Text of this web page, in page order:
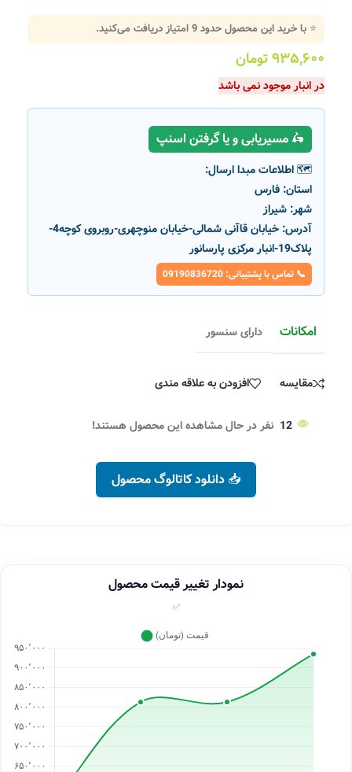
⭐ با خرید این محصول حدود9امتیاز دریافت می‌کنید.
۹۳۵,۶۰۰تومان
در انبار موجود نمی باشد
🛵 مسیریابی و یا گرفتن اسنپ
🗺️ اطلاعات مبدا ارسال:
استان: فارس
شهر: شیراز
آدرس:
خیابان قاآنی شمالی-خیابان منوچهری-روبروی کوچه4-
پلاک19-انبار مرکزی پارسانور
📞 تماس با پشتیبانی: 09190836720
امکانات دارای سنسور
مقایسه افزودن به علاقه مندی
12 نفر در حال مشاهده این محصول هستند!
📥 دانلود کاتالوگ محصول
نمودار تغییر قیمت محصول
✅